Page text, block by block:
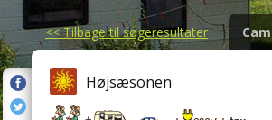
<<Tilbage til søgeresultater
Højsæsonen